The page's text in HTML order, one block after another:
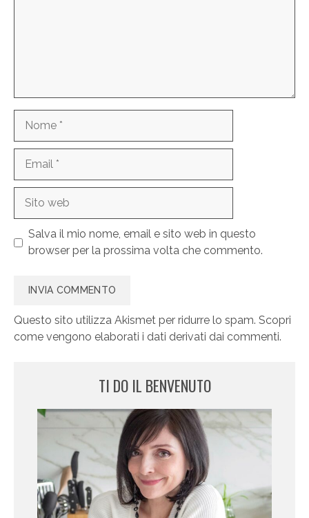
web
Salva il mio nome, email e sito web in questo
browser per la prossima volta che commento.
Questo sito utilizza Akismet per ridurre lo spam. Scopri
come vengono elaborati i dati derivati dai commenti.
TI DO IL BENVENUTO